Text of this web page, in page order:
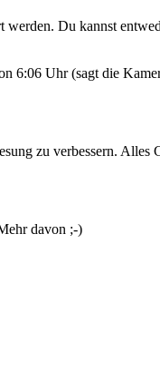
Du kannst
6:06 Uhr (sagt die
zu verbessern.
davon ;-)